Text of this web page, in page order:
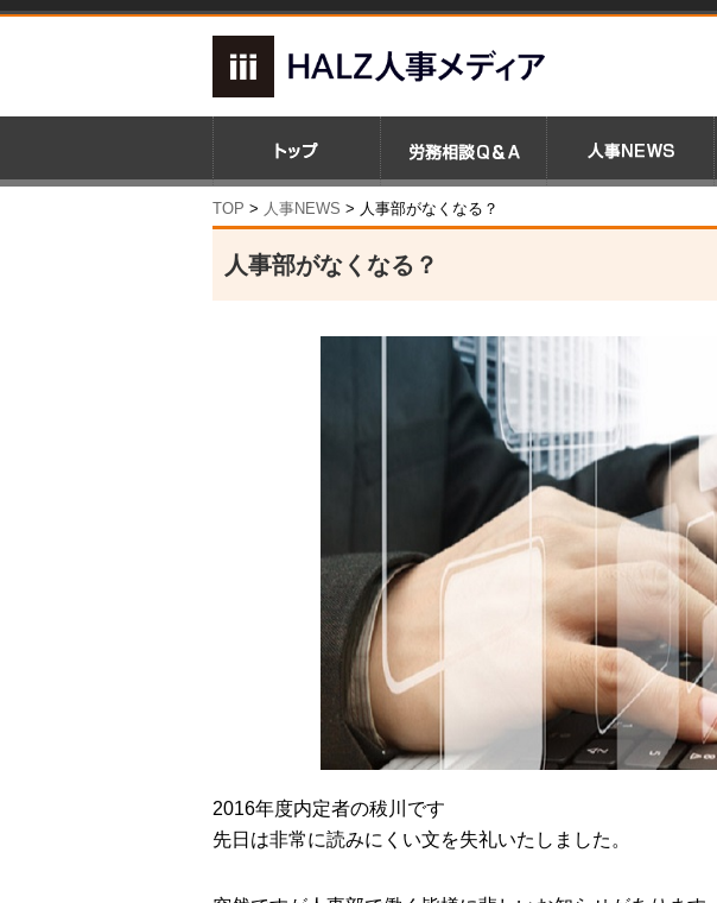
TOP > 人事NEWS > 人事部がなくなる？
人事部がなくなる？
2016年度内定者の秡川です
先日は非常に読みにくい文を失礼いたしました。